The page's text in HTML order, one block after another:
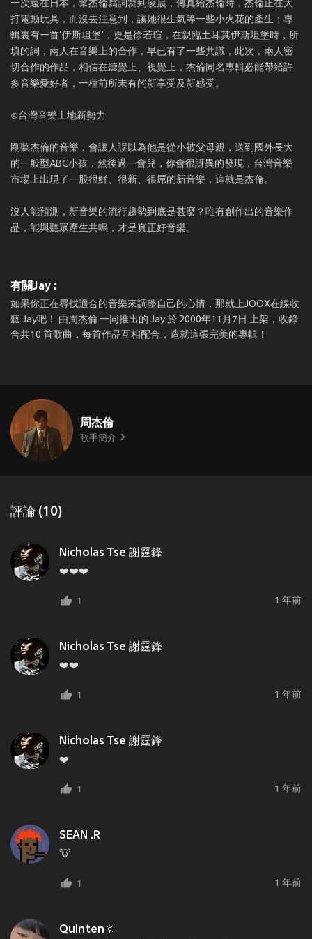
一次遠在日本，幫杰倫寫詞寫到凌晨，傳真給杰倫時，杰倫正在大
打電動玩具，而沒去注意到，讓她很生氣等一些小火花的產生；專
輯裏有一首‘伊斯坦堡’，更是徐若瑄，在親臨土耳其伊斯坦堡時，所
填的詞，兩人在音樂上的合作，早已有了一些共識，此次，兩人密
切合作的作品，相信在聽覺上、視覺上，杰倫同名專輯必能帶給許
多音樂愛好者，一種前所未有的新享受及新感受。
⊙台灣音樂土地新勢力
剛聽杰倫的音樂，會讓人誤以為他是從小被父母親，送到國外長大
的一般型ABC小孩，然後過一會兒，你會很訝異的發現，台灣音樂
市場上出現了一股很鮮、很新、很屌的新音樂，這就是杰倫。
沒人能預測，新音樂的流行趨勢到底是甚麼？唯有創作出的音樂作
品，能與聽眾產生共鳴，才是真正好音樂。
有關Jay :
如果你正在尋找適合的音樂來調整自己的心情，那就上JOOX在線收
聽 Jay吧！ 由周杰倫 一同推出的 Jay 於 2000年11月7日 上架，收錄
合共10 首歌曲，每首作品互相配合，造就這張完美的專輯！
周杰倫
歌手簡介
評論 (10)
Nicholas Tse 謝霆鋒
❤️❤️❤️
1 1 年前
Nicholas Tse 謝霆鋒
❤️❤️
1 1 年前
Nicholas Tse 謝霆鋒
❤️
1 1 年前
SEAN .R
🐮
1 1 年前
QuInten🔆